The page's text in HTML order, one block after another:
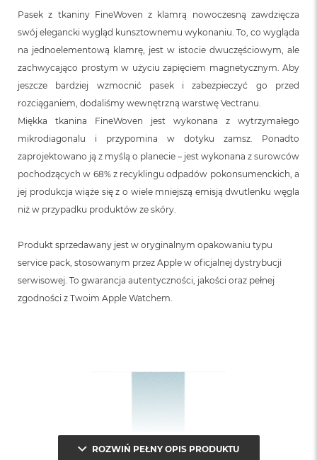
Pasek z tkaniny FineWoven z klamrą nowoczesną zawdzięcza
swój elegancki wygląd kunsztownemu wykonaniu. To, co wygląda
na jednoelementową klamrę, jest w istocie dwuczęściowym, ale
zachwycająco prostym w użyciu zapięciem magnetycznym. Aby
jeszcze bardziej wzmocnić pasek i zabezpieczyć go przed
rozciąganiem, dodaliśmy wewnętrzną warstwę Vectranu.
Miękka tkanina FineWoven jest wykonana z wytrzymałego
mikrodiagonalu i przypomina w dotyku zamsz. Ponadto
zaprojektowano ją z myślą o planecie – jest wykonana z surowców
pochodzących w 68% z recyklingu odpadów pokonsumenckich, a
jej produkcja wiąże się z o wiele mniejszą emisją dwutlenku węgla
niż w przypadku produktów ze skóry.
Produkt sprzedawany jest w oryginalnym opakowaniu typu
service pack, stosowanym przez Apple w oficjalnej dystrybucji
serwisowej. To gwarancja autentyczności, jakości oraz pełnej
zgodności z Twoim Apple Watchem.
ROZWIŃ PEŁNY OPIS PRODUKTU